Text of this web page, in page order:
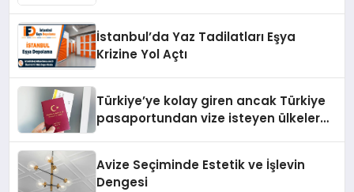
İstanbul’da Yaz Tadilatları Eşya
Krizine Yol Açtı
Türkiye’ye kolay giren ancak Türkiye
pasaportundan vize isteyen ülkeler
Avize Seçiminde Estetik ve İşlevin
Dengesi